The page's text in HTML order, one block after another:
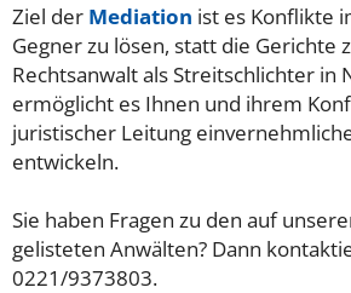
Ziel der Mediation ist es Konflikte
Gegner zu lösen, statt die Gerichte
Rechtsanwalt als Streitschlichter in
ermöglicht es Ihnen und ihrem
juristischer Leitung
entwickeln.
Sie haben Fragen zu den auf
gelisteten Anwälten? Dann
0221/9373803.